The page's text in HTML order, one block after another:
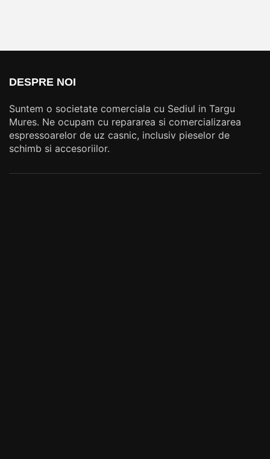
DESPRE NOI
Suntem o societate comerciala cu Sediul in Targu
Mures. Ne ocupam cu repararea si comercializarea
espressoarelor de uz casnic, inclusiv pieselor de
schimb si accesoriilor.